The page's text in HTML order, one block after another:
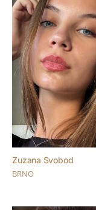
Zuzana Svobod
BRNO